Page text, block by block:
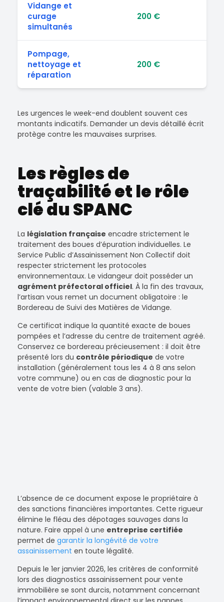
Vidange et
curage
simultanés
200 €
Pompage,
nettoyage et
réparation
200 €
Les urgences le week-end doublent souvent ces
montants indicatifs. Demander un devis détaillé écrit
protège contre les mauvaises surprises.
Les règles de
traçabilité et le rôle
clé du SPANC
La législation française encadre strictement le
traitement des boues d’épuration individuelles. Le
Service Public d’Assainissement Non Collectif doit
respecter strictement les protocoles
environnementaux. Le vidangeur doit posséder un
agrément préfectoral officiel. À la fin des travaux,
l’artisan vous remet un document obligatoire : le
Bordereau de Suivi des Matières de Vidange.
Ce certificat indique la quantité exacte de boues
pompées et l’adresse du centre de traitement agréé.
Conservez ce bordereau précieusement : il doit être
présenté lors du contrôle périodique de votre
installation (généralement tous les 4 à 8 ans selon
votre commune) ou en cas de diagnostic pour la
vente de votre bien (valable 3 ans).
L’absence de ce document expose le propriétaire à
des sanctions financières importantes. Cette rigueur
élimine le fléau des dépotages sauvages dans la
nature. Faire appel à une entreprise certifiée
permet de garantir la longévité de votre
assainissement en toute légalité.
Depuis le 1er janvier 2026, les critères de conformité
lors des diagnostics assainissement pour vente
immobilière se sont durcis, notamment concernant